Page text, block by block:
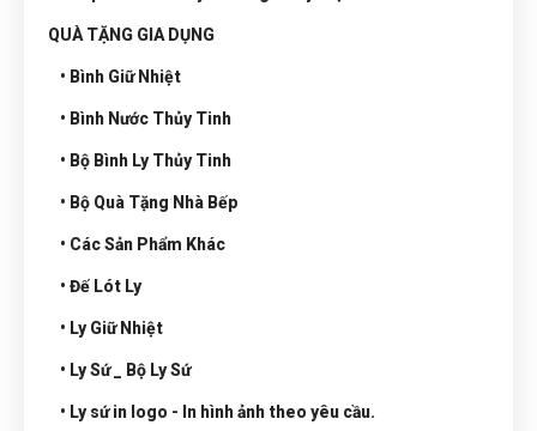
QUÀ TẶNG GIA DỤNG
• Bình Giữ Nhiệt
• Bình Nước Thủy Tinh
• Bộ Bình Ly Thủy Tinh
• Bộ Quà Tặng Nhà Bếp
• Các Sản Phẩm Khác
• Đế Lót Ly
• Ly Giữ Nhiệt
• Ly Sứ _ Bộ Ly Sứ
• Ly sứ in logo - In hình ảnh theo yêu cầu.